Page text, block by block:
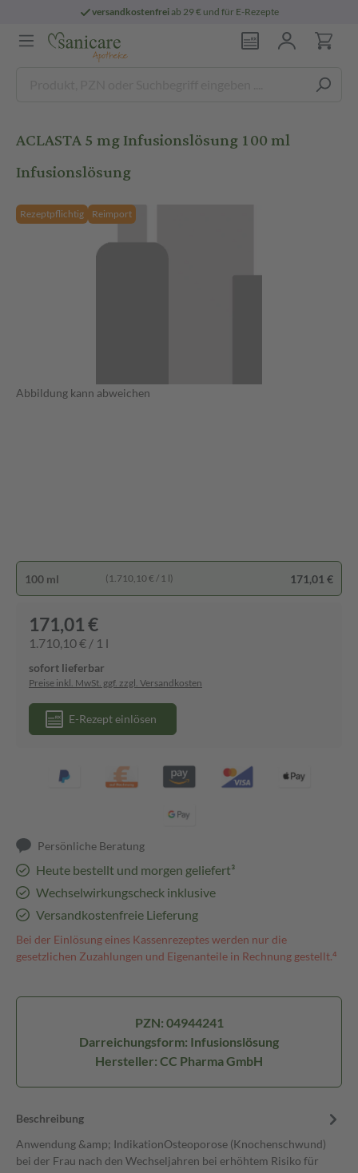
versandkostenfreiab 29 € und für E-Rezepte
ACLASTA 5 mg Infusionslösung 100 ml
Infusionslösung
Rezeptpflichtig Reimport
Abbildung kann abweichen
100 ml (1.710,10 € / 1 l) 171,01 €
171,01 €
1.710,10 € / 1 l
sofort lieferbar
Preise inkl. MwSt. ggf. zzgl. Versandkosten
E-Rezept einlösen
Persönliche Beratung
Heute bestellt und morgen geliefert³
Wechselwirkungscheck inklusive
Versandkostenfreie Lieferung
Bei der Einlösung eines Kassenrezeptes werden nur die
gesetzlichen Zuzahlungen und Eigenanteile in Rechnung gestellt.⁴
PZN: 04944241
Darreichungsform: Infusionslösung
Hersteller: CC Pharma GmbH
Beschreibung
Anwendung &amp; IndikationOsteoporose (Knochenschwund)
bei der Frau nach den Wechseljahren bei erhöhtem Risiko für